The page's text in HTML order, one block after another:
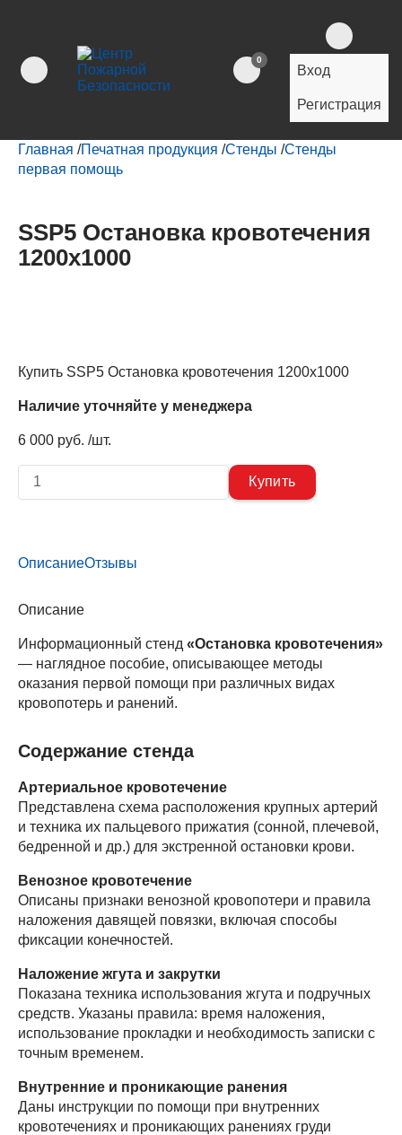
0
Вход
Регистрация
Главная /Печатная продукция /Стенды /Стенды
первая помощь
SSP5 Остановка кровотечения
1200х1000
Купить SSP5 Остановка кровотечения 1200х1000
Наличие уточняйте у менеджера
6 000 руб. /шт.
ОписаниеОтзывы
Описание
Информационный стенд «Остановка кровотечения»
— наглядное пособие, описывающее методы
оказания первой помощи при различных видах
кровопотерь и ранений.
Содержание стенда
Артериальное кровотечение
Представлена схема расположения крупных артерий
и техника их пальцевого прижатия (сонной, плечевой,
бедренной и др.) для экстренной остановки крови.
Венозное кровотечение
Описаны признаки венозной кровопотери и правила
наложения давящей повязки, включая способы
фиксации конечностей.
Наложение жгута и закрутки
Показана техника использования жгута и подручных
средств. Указаны правила: время наложения,
использование прокладки и необходимость записки с
точным временем.
Внутренние и проникающие ранения
Даны инструкции по помощи при внутренних
кровотечениях и проникающих ранениях груди